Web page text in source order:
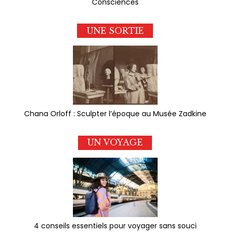
UNE SORTIE
Chana Orloff : Sculpter l’époque au Musée Zadkine
UN VOYAGE
4 conseils essentiels pour voyager sans souci